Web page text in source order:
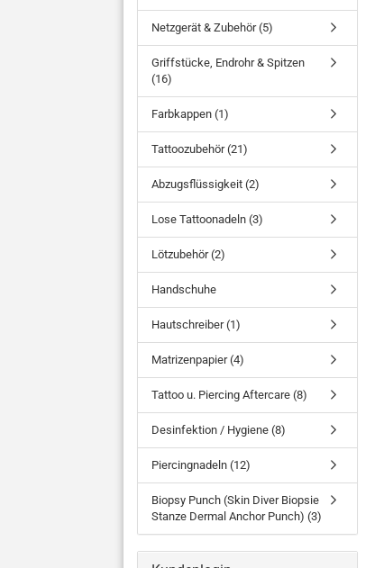
Netzgerät & Zubehör (5)
Griffstücke, Endrohr & Spitzen
(16)
Farbkappen (1)
Tattoozubehör (21)
Abzugsflüssigkeit (2)
Lose Tattoonadeln (3)
Lötzubehör (2)
Handschuhe
Hautschreiber (1)
Matrizenpapier (4)
Tattoo u. Piercing Aftercare (8)
Desinfektion / Hygiene (8)
Piercingnadeln (12)
Biopsy Punch (Skin Diver Biopsie
Stanze Dermal Anchor Punch) (3)